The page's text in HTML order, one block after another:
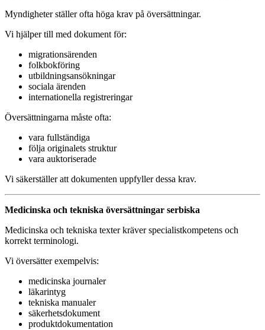
Myndigheter ställer ofta höga krav på översättningar.
Vi hjälper till med dokument för:
migrationsärenden
folkbokföring
utbildningsansökningar
sociala ärenden
internationella registreringar
Översättningarna måste ofta:
vara fullständiga
följa originalets struktur
vara auktoriserade
Vi säkerställer att dokumenten uppfyller dessa krav.
Medicinska och tekniska översättningar serbiska
Medicinska och tekniska texter kräver specialistkompetens och
korrekt terminologi.
Vi översätter exempelvis:
medicinska journaler
läkarintyg
tekniska manualer
säkerhetsdokument
produktdokumentation